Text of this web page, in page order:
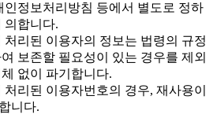
인정보처리방침 등에서 별도로 정하
의합니다.
리된 이용자의 정보는 법령의 규정
보존할 필요성이 있는 경우를 제외
없이 파기합니다.
리된 이용자번호의 경우, 재사용이
니다.